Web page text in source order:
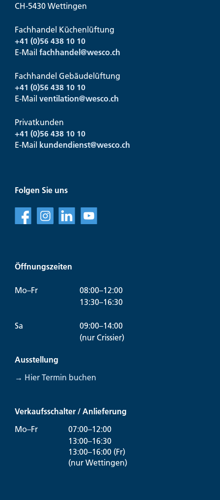
CH-5430 Wettingen
Fachhandel Küchenlüftung
+41 (0)56 438 10 10
E-Mail fachhandel@wesco.ch
Fachhandel Gebäudelüftung
+41 (0)56 438 10 10
E-Mail ventilation@wesco.ch
Privatkunden
+41 (0)56 438 10 10
E-Mail kundendienst@wesco.ch
Folgen Sie uns
f l v
Öffnungszeiten
Mo–Fr
08:00–12:00
13:30–16:30
Sa
09:00–14:00
(nur Crissier)
Ausstellung
→ Hier Termin buchen
Verkaufsschalter / Anlieferung
Mo–Fr
07:00–12:00
13:00–16:30
13:00–16:00 (Fr)
(nur Wettingen)